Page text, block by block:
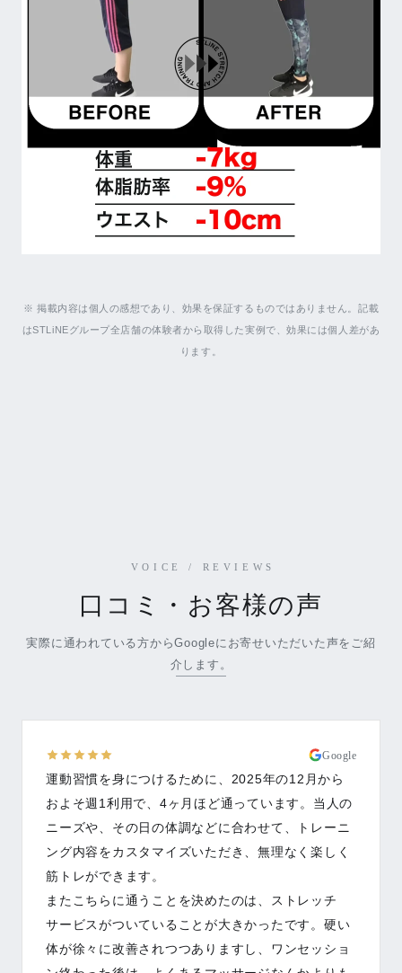
※ 掲載内容は個人の感想であり、効果を保証するものではありません。記載
はSTLiNEグループ全店舗の体験者から取得した実例で、効果には個人差があ
ります。
VOICE / REVIEWS
口コミ・お客様の声
実際に通われている方からGoogleにお寄せいただいた声をご紹
介します。
Google
運動習慣を身につけるために、2025年の12月から
およそ週1利用で、4ヶ月ほど通っています。当人の
ニーズや、その日の体調などに合わせて、トレーニ
ング内容をカスタマイズいただき、無理なく楽しく
筋トレができます。
またこちらに通うことを決めたのは、ストレッチ
サービスがついていることが大きかったです。硬い
体が徐々に改善されつつありますし、ワンセッショ